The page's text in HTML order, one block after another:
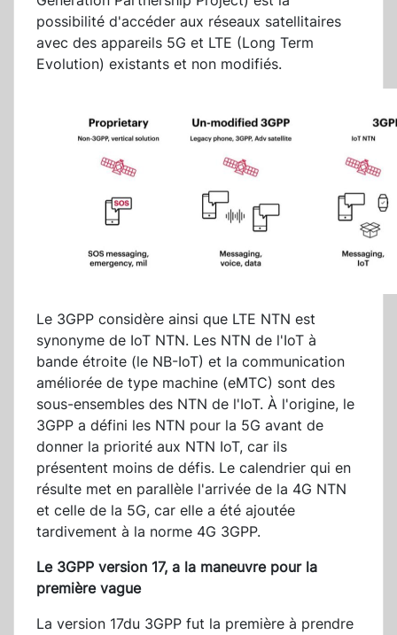
possibilité d'accéder aux réseaux satellitaires
avec des appareils 5G et LTE (Long Term
Evolution) existants et non modifiés.
Le 3GPP considère ainsi que LTE NTN est
synonyme de IoT NTN. Les NTN de l'IoT à
bande étroite (le NB-IoT) et la communication
améliorée de type machine (eMTC) sont des
sous-ensembles des NTN de l'IoT. À l'origine, le
3GPP a défini les NTN pour la 5G avant de
donner la priorité aux NTN IoT, car ils
présentent moins de défis. Le calendrier qui en
résulte met en parallèle l'arrivée de la 4G NTN
et celle de la 5G, car elle a été ajoutée
tardivement à la norme 4G 3GPP.
Le 3GPP version 17, a la maneuvre pour la
première vague
La version 17du 3GPP fut la première à prendre